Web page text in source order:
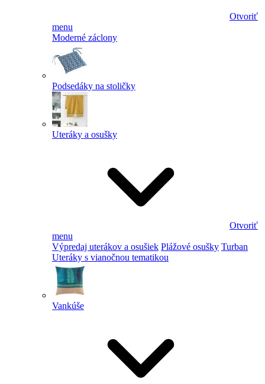
Otvoriť
menu
Moderné záclony
Podsedáky na stoličky
Uteráky a osušky
Otvoriť
menu
Výpredaj uterákov a osušiek Plážové osušky Turban
Uteráky s vianočnou tematikou
Vankúše